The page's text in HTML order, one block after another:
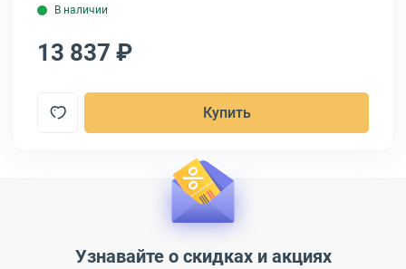
В наличии
13 837 ₽
Купить
Узнавайте о скидках и акциях